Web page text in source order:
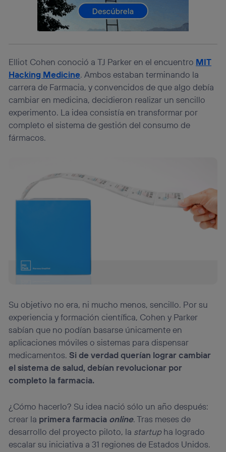
Elliot Cohen conoció a TJ Parker en el encuentro MIT
Hacking Medicine. Ambos estaban terminando la
carrera de Farmacia, y convencidos de que algo debía
cambiar en medicina, decidieron realizar un sencillo
experimento. La idea consistía en transformar por
completo el sistema de gestión del consumo de
fármacos.
Su objetivo no era, ni mucho menos, sencillo. Por su
experiencia y formación científica, Cohen y Parker
sabían que no podían basarse únicamente en
aplicaciones móviles o sistemas para dispensar
medicamentos.Si de verdad querían lograr cambiar
el sistema de salud, debían revolucionar por
completo la farmacia.
¿Cómo hacerlo? Su idea nació sólo un año después:
crear la primera farmacia online. Tras meses de
desarrollo del proyecto piloto, la startupha logrado
escalar su iniciativa a 31 regiones de Estados Unidos.
consienta el uso de la tecnología recibirá el mismo
identificador. Típicamente:
Si utilizas una
conexión de banda ancha(p. ej., Wi-Fi),
actividades de navegación de los miembros del hogar
que hayan dado su consentimiento.
Si utilizas
datos móviles
, el marketing será más
personalizado, ya que se basará únicamente en la
navegación del usuario del móvil.
Puedes gestionar los consentimientos Utiq seleccionando
“Administrar Utiq” en la parte inferior de esta página web o
visitando el portal de privacidad de Utiq
(“consenthub”)
. Para más información, consulta
la política de privacidad de Utiq